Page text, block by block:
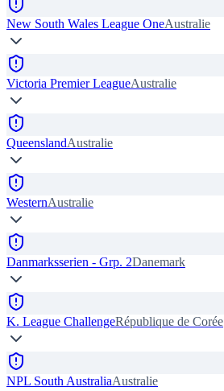
New South Wales League OneAustralie
Victoria Premier LeagueAustralie
QueenslandAustralie
WesternAustralie
Danmarksserien - Grp. 2Danemark
K. League ChallengeRépublique de Corée
NPL South AustraliaAustralie